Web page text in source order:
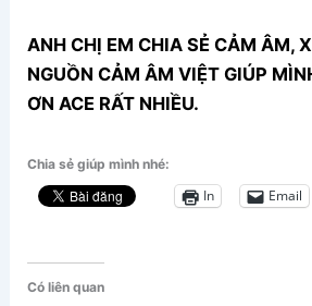
ANH CHỊ EM CHIA SẺ CẢM ÂM,
NGUỒN CẢM ÂM VIỆT GIÚP
ƠN ACE RẤT NHIỀU.
Chia sẻ giúp mình nhé:
In Email
Có liên quan